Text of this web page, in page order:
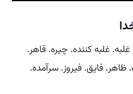
غلبه کننده. چیره. قاهر.
ظاهر. فایق. فیروز. سرآمده.